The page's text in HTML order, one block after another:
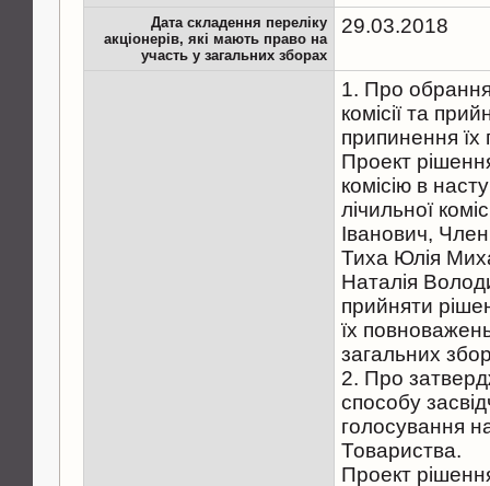
Дата складення переліку
акціонерів, які мають право на
участь у загальних зборах
29.03.2018
1. Про обрання
комісії та
припинення
Проект
комісію в
лічильної
Іванович,
Тиха Юлія
Наталія
прийняти
їх
загальних
2. Про
способу
голосування
Товариства.
Проект